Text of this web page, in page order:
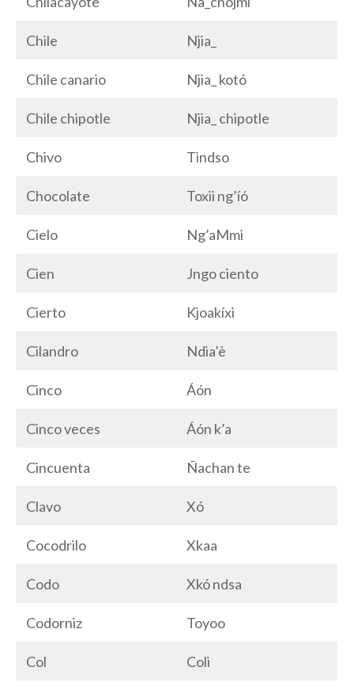
Chile Njia_
Chile canario Njia_ kotó
Chile chipotle Njia_ chipotle
Chivo Tindso
Chocolate Toxii ng’íó
Cielo Ng’aMmi
Cien Jngo ciento
Cierto Kjoakíxi
Cilandro Ndia’è
Cinco Áón
Cinco veces Áón k’a
Cincuenta Ñachan te
Clavo Xó
Cocodrilo Xkaa
Codo Xkó ndsa
Codorniz Toyoo
Col Coli